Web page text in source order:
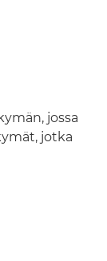
jossa
jotka